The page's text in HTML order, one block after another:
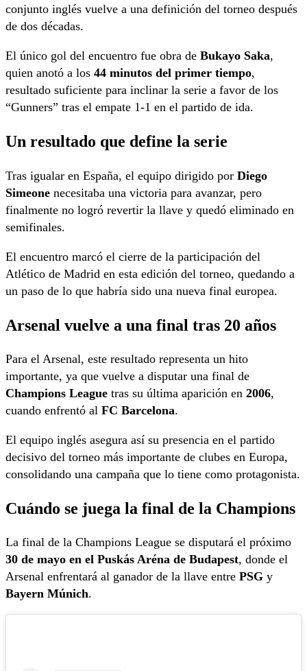
conjunto inglés vuelve a una definición del torneo después
de dos décadas.
El único gol del encuentro fue obra de Bukayo Saka,
quien anotó a los 44 minutos del primer tiempo,
resultado suficiente para inclinar la serie a favor de los
“Gunners” tras el empate 1-1 en el partido de ida.
Un resultado que define la serie
Tras igualar en España, el equipo dirigido por Diego
Simeone necesitaba una victoria para avanzar, pero
finalmente no logró revertir la llave y quedó eliminado en
semifinales.
El encuentro marcó el cierre de la participación del
Atlético de Madrid en esta edición del torneo, quedando a
un paso de lo que habría sido una nueva final europea.
Arsenal vuelve a una final tras 20 años
Para el Arsenal, este resultado representa un hito
importante, ya que vuelve a disputar una final de
Champions League tras su última aparición en 2006,
cuando enfrentó al FC Barcelona.
El equipo inglés asegura así su presencia en el partido
decisivo del torneo más importante de clubes en Europa,
consolidando una campaña que lo tiene como protagonista.
Cuándo se juega la final de la Champions
La final de la Champions League se disputará el próximo
30 de mayo en el Puskás Aréna de Budapest, donde el
Arsenal enfrentará al ganador de la llave entre PSG y
Bayern Múnich.